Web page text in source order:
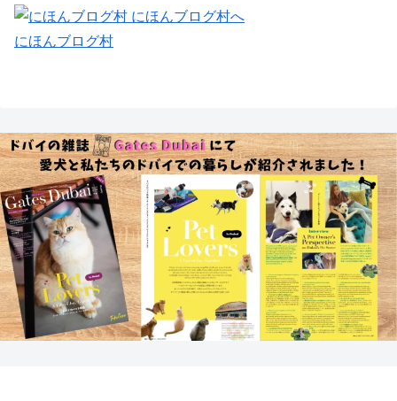
にほんブログ村